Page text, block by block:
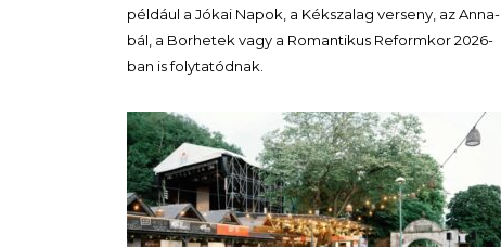
például a Jókai Napok, a Kékszalag verseny, az Anna-
bál, a Borhetek vagy a Romantikus Reformkor 2026-
ban is folytatódnak.